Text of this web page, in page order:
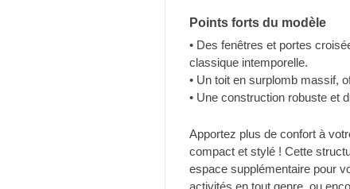
Points forts du modèle
• Des fenêtres et portes
classique intemporelle.
• Un toit en surplomb massif,
• Une construction robuste et
Apportez plus de confort à
compact et stylé ! Cette
espace supplémentaire pour